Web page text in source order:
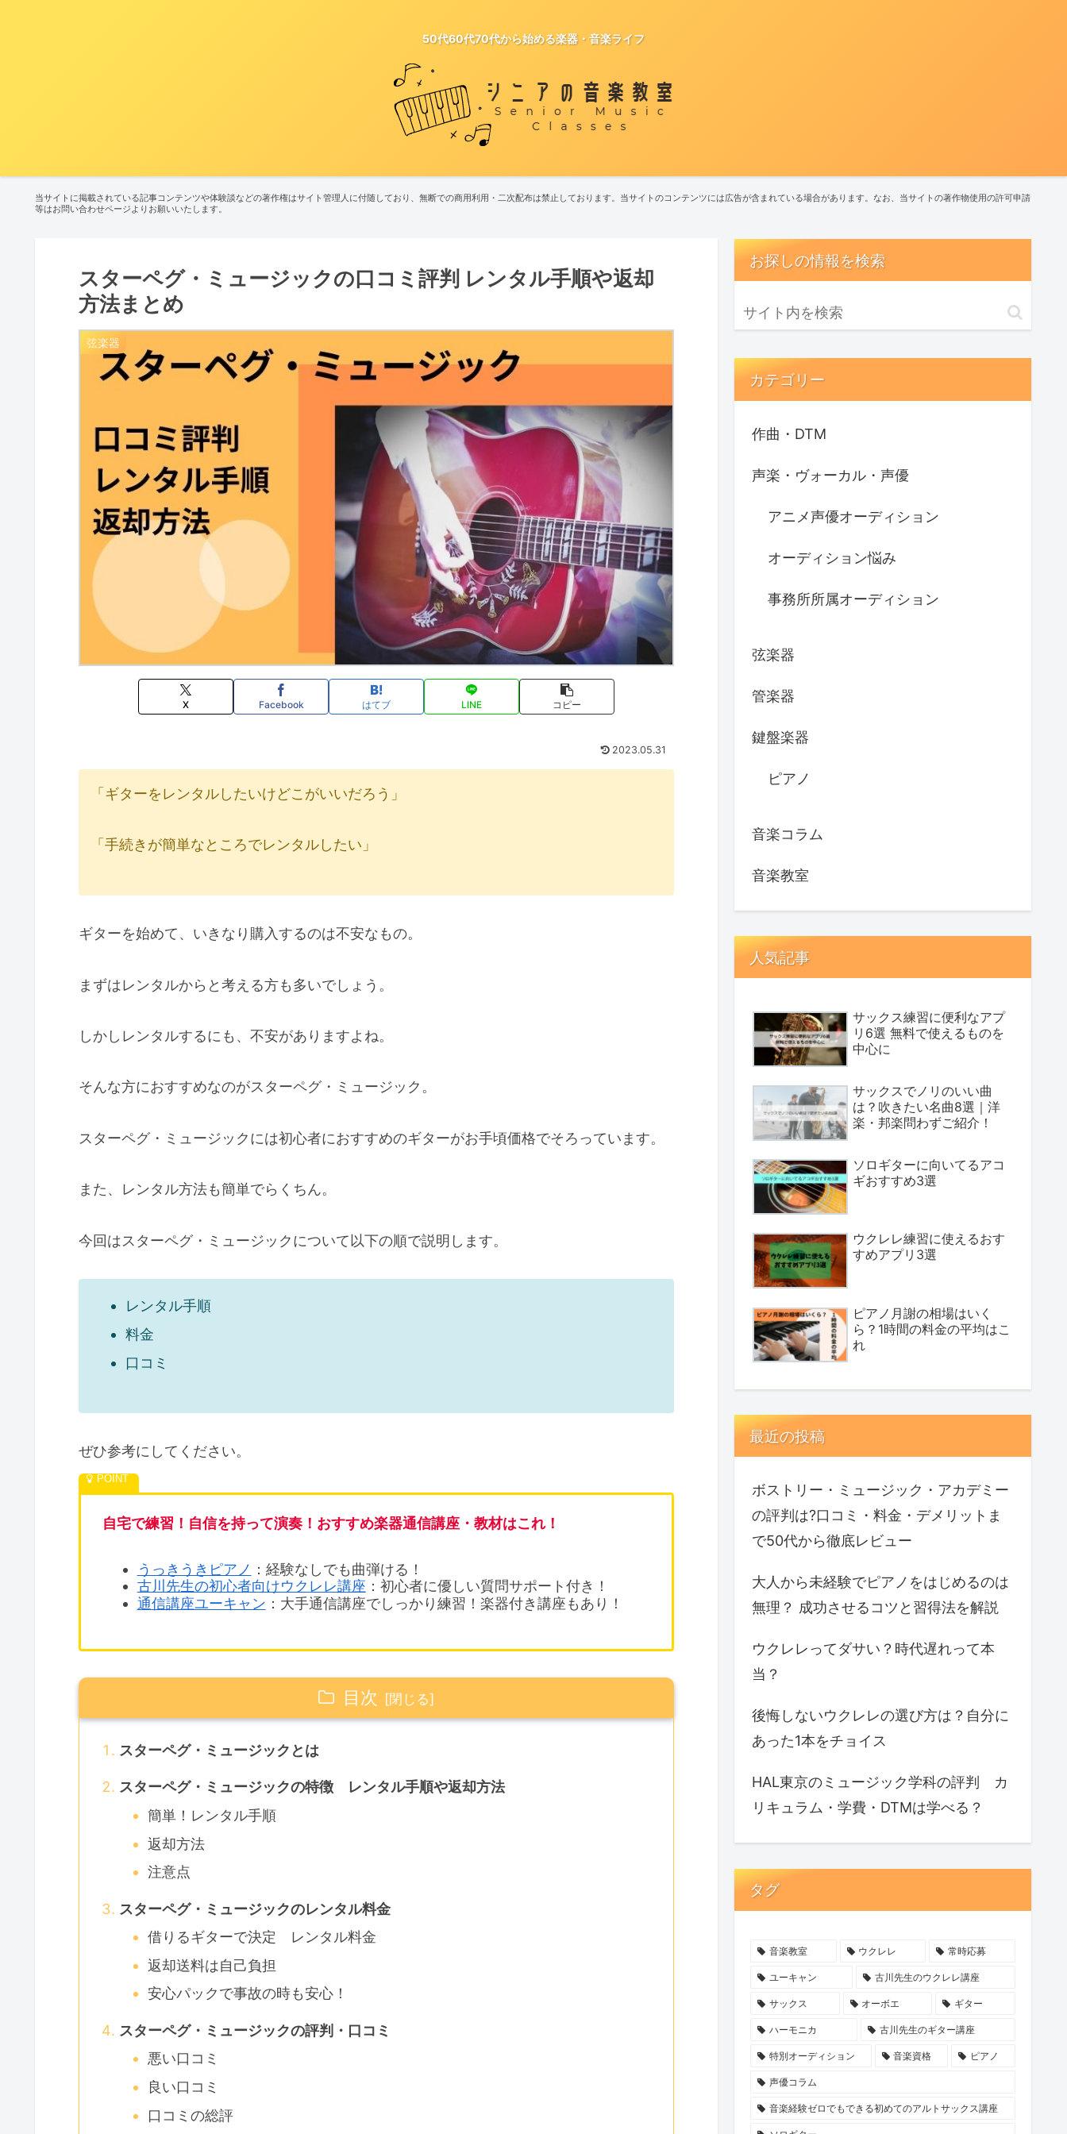
50代60代70代から始める楽器・音楽ライフ
当サイトに掲載されている記事コンテンツや体験談などの著作権はサイト管理人に付随しており、無断での商用利用・二次配布は禁止しております。当サイトのコンテンツには広告が含まれている場合があります。なお、当サイトの著作物使用の許可申請
等はお問い合わせページよりお願いいたします。
スターペグ・ミュージックの口コミ評判 レンタル手順や返却
方法まとめ
弦楽器
X Facebook はてブ LINE コピー
2023.05.31
「ギターをレンタルしたいけどこがいいだろう」
「手続きが簡単なところでレンタルしたい」
ギターを始めて、いきなり購入するのは不安なもの。
まずはレンタルからと考える方も多いでしょう。
しかしレンタルするにも、不安がありますよね。
そんな方におすすめなのがスターペグ・ミュージック。
スターペグ・ミュージックには初心者におすすめのギターがお手頃価格でそろっています。
また、レンタル方法も簡単でらくちん。
今回はスターペグ・ミュージックについて以下の順で説明します。
レンタル手順
料金
口コミ
ぜひ参考にしてください。
自宅で練習！自信を持って演奏！おすすめ楽器通信講座・教材はこれ！
うっきうきピアノ
：経験なしでも1曲弾ける！
古川先生の初心者向けウクレレ講座 ：初心者に優しい質問サポート付き！
通信講座ユーキャン ：大手通信講座でしっかり練習！楽器付き講座もあり！
目次
スターペグ・ミュージックとは
スターペグ・ミュージックの特徴 レンタル手順や返却方法
簡単！レンタル手順
返却方法
注意点
スターペグ・ミュージックのレンタル料金
借りるギターで決定 レンタル料金
返却送料は自己負担
安心パックで事故の時も安心！
スターペグ・ミュージックの評判・口コミ
悪い口コミ
良い口コミ
口コミの総評
お探しの情報を検索
カテゴリー
作曲・DTM
声楽・ヴォーカル・声優
アニメ声優オーディション
オーディション悩み
事務所所属オーディション
弦楽器
管楽器
鍵盤楽器
ピアノ
音楽コラム
音楽教室
人気記事
サックス練習に便利なアプ
リ6選 無料で使えるものを
中心に
サックスでノリのいい曲
は？吹きたい名曲8選｜洋
楽・邦楽問わずご紹介！
ソロギターに向いてるアコ
ギおすすめ3選
ウクレレ練習に使えるおす
すめアプリ3選
ピアノ月謝の相場はいく
ら？1時間の料金の平均はこ
れ
最近の投稿
ボストリー・ミュージック・アカデミー
の評判は?口コミ・料金・デメリットま
で50代から徹底レビュー
大人から未経験でピアノをはじめるのは
無理？ 成功させるコツと習得法を解説
ウクレレってダサい？時代遅れって本
当？
後悔しないウクレレの選び方は？自分に
あった1本をチョイス
HAL東京のミュージック学科の評判 カ
リキュラム・学費・DTMは学べる？
タグ
音楽教室 ウクレレ 常時応募
ユーキャン 古川先生のウクレレ講座
サックス オーボエ ギター
ハーモニカ 古川先生のギター講座
特別オーディション 音楽資格 ピアノ
声優コラム
音楽経験ゼロでもできる初めてのアルトサックス講座